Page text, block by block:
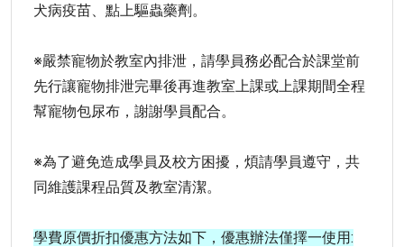
犬病疫苗、點上驅蟲藥劑。
※嚴禁寵物於教室內排泄，請學員務必配合於課堂前
先行讓寵物排泄完畢後再進教室上課或上課期間全程
幫寵物包尿布，謝謝學員配合。
※為了避免造成學員及校方困擾，煩請學員遵守，共
同維護課程品質及教室清潔。
學費原價折扣優惠方法如下，優惠辦法僅擇一使用: